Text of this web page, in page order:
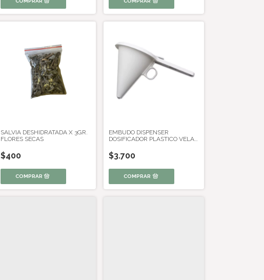
SALVIA DESHIDRATADA X 3GR.
FLORES SECAS
$400
EMBUDO DISPENSER
DOSIFICADOR PLASTICO VELA
$3.700